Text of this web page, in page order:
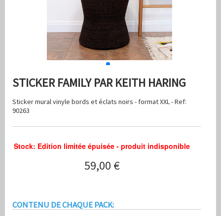
STICKER FAMILY PAR KEITH HARING
Sticker mural vinyle bords et éclats noirs - format XXL - Ref:
90263
Stock: Edition limitée épuisée - produit indisponible
59,00 €
CONTENU DE CHAQUE PACK: